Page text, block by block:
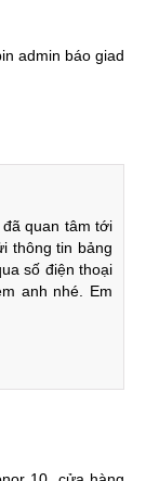
lượng
quá trình sửa
quý khách sử
chờ thực hiện
thay mặt kính
màn hình điện
chữa trị giá
kính cảm ứng
admin báo giad
quan tâm tới
thông tin bảng
số điện thoại
anh nhé. Em